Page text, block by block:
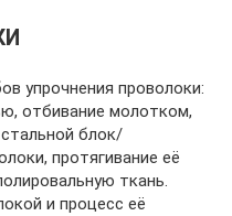
упрочнения проволоки:
отбивание молотком,
блок/
протягивание её
ткань.
и процесс её